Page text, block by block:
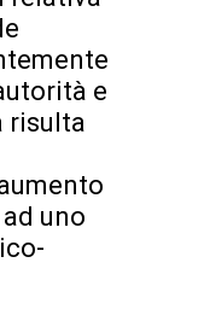
e
risulta
uno